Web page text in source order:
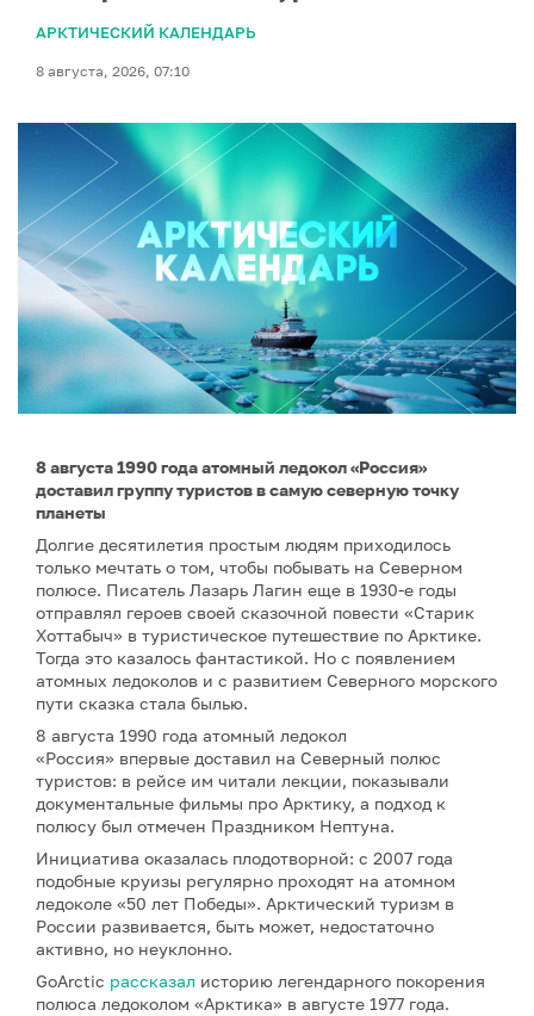
АРКТИЧЕСКИЙ КАЛЕНДАРЬ
8 августа, 2026, 07:10
8 августа 1990 года атомный ледокол «Россия»
доставил группу туристов в самую северную точку
планеты
Долгие десятилетия простым людям приходилось
только мечтать о том, чтобы побывать на Северном
полюсе. Писатель Лазарь Лагин еще в 1930-е годы
отправлял героев своей сказочной повести «Старик
Хоттабыч» в туристическое путешествие по Арктике.
Тогда это казалось фантастикой. Но с появлением
атомных ледоколов и с развитием Северного морского
пути сказка стала былью.
8 августа 1990 года атомный ледокол
«Россия» впервые доставил на Северный полюс
туристов: в рейсе им читали лекции, показывали
документальные фильмы про Арктику, а подход к
полюсу был отмечен Праздником Нептуна.
Инициатива оказалась плодотворной: с 2007 года
подобные круизы регулярно проходят на атомном
ледоколе «50 лет Победы». Арктический туризм в
России развивается, быть может, недостаточно
активно, но неуклонно.
GoArctic рассказал историю легендарного покорения
полюса ледоколом «Арктика» в августе 1977 года.